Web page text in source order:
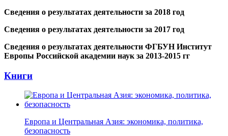
Сведения о результатах деятельности за 2018 год
Сведения о результатах деятельности за 2017 год
Сведения о результатах деятельности ФГБУН Институт
Европы Российской академии наук за 2013-2015 гг
Книги
Европа и Центральная Азия: экономика, политика,
безопасность